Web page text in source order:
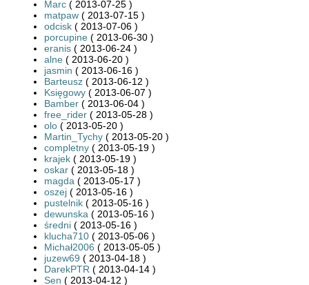
Marc ( 2013-07-25 )
matpaw ( 2013-07-15 )
odcisk ( 2013-07-06 )
porcupine ( 2013-06-30 )
eranis ( 2013-06-24 )
alne ( 2013-06-20 )
jasmin ( 2013-06-16 )
Barteusz ( 2013-06-12 )
Księgowy ( 2013-06-07 )
Bamber ( 2013-06-04 )
free_rider ( 2013-05-28 )
olo ( 2013-05-20 )
Martin_Tychy ( 2013-05-20 )
completny ( 2013-05-19 )
krajek ( 2013-05-19 )
oskar ( 2013-05-18 )
magda ( 2013-05-17 )
oszej ( 2013-05-16 )
pustelnik ( 2013-05-16 )
dewunska ( 2013-05-16 )
średni ( 2013-05-16 )
klucha710 ( 2013-05-06 )
Michał2006 ( 2013-05-05 )
juzew69 ( 2013-04-18 )
DarekPTR ( 2013-04-14 )
Sen ( 2013-04-12 )